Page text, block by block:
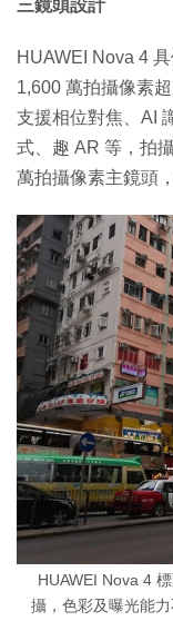
三鏡頭設計
HUAWEI Nova 4
1,600 萬拍攝像素
支援相位對焦、AI
式、趣 AR 等，拍
萬拍攝像素主鏡頭
HUAWEI Nova 4
攝，色彩及曝光能